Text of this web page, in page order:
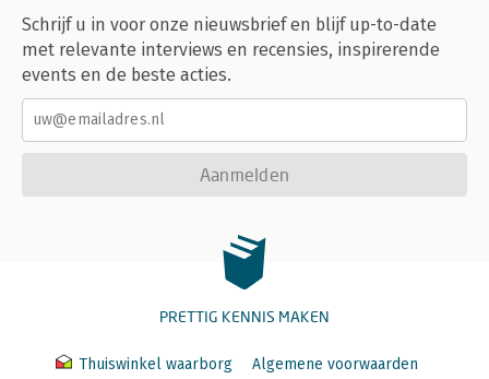
Schrijf u in voor onze nieuwsbrief en blijf up-to-date
met relevante interviews en recensies, inspirerende
events en de beste acties.
Aanmelden
PRETTIG KENNIS MAKEN
Thuiswinkel waarborg Algemene voorwaarden